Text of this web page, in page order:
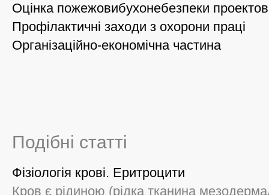
Оцінка пожежовибухонебезпеки
Профілактичні заходи з охорони праці
Організаційно-економічна частина
Подібні статті
Фізіологія крові. Еритроцити
Кров є рідиною (рідка тканина